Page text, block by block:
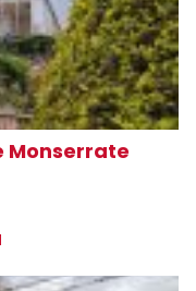
Monserrate